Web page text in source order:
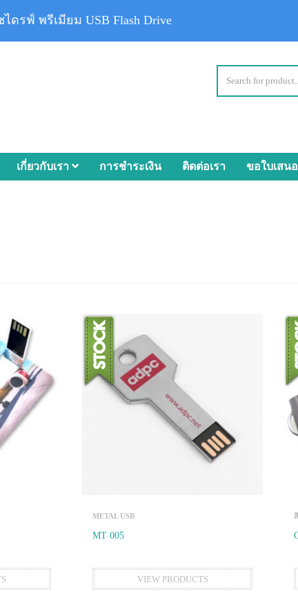
เกี่ยวกับเรา การชำระเงิน ติดต่อเรา ขอใบเสน
METAL USB
MT 005
VIEW PRODUCTS
ดรฟ์ พรีเมียม USB Flash Drive